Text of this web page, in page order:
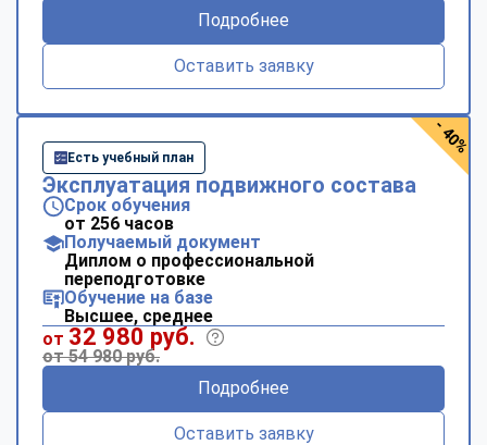
Подробнее
Оставить заявку
Есть учебный план
Эксплуатация подвижного состава
Срок обучения
от 256 часов
Получаемый документ
Диплом о профессиональной
переподготовке
Обучение на базе
Высшее, среднее
от 32 980 руб.
от 54 980 руб.
Подробнее
Оставить заявку
- 40%